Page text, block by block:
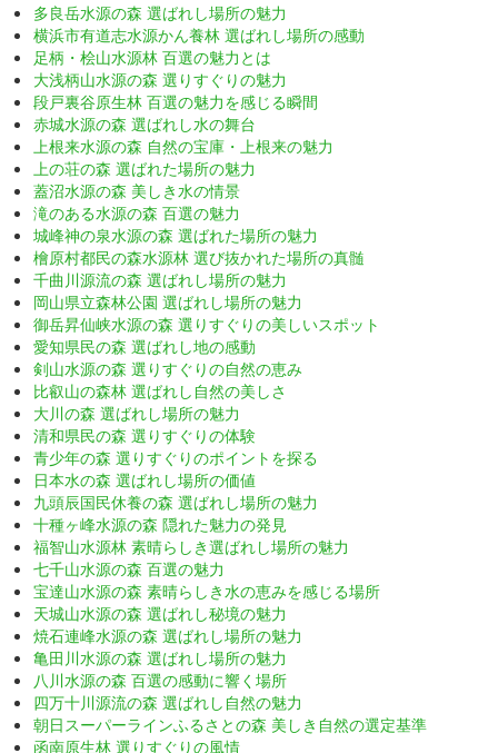
多良岳水源の森 選ばれし場所の魅力
横浜市有道志水源かん養林 選ばれし場所の感動
足柄・桧山水源林 百選の魅力とは
大浅柄山水源の森 選りすぐりの魅力
段戸裏谷原生林 百選の魅力を感じる瞬間
赤城水源の森 選ばれし水の舞台
上根来水源の森 自然の宝庫・上根来の魅力
上の荘の森 選ばれた場所の魅力
蓋沼水源の森 美しき水の情景
滝のある水源の森 百選の魅力
城峰神の泉水源の森 選ばれた場所の魅力
檜原村都民の森水源林 選び抜かれた場所の真髄
千曲川源流の森 選ばれし場所の魅力
岡山県立森林公園 選ばれし場所の魅力
御岳昇仙峡水源の森 選りすぐりの美しいスポット
愛知県民の森 選ばれし地の感動
剣山水源の森 選りすぐりの自然の恵み
比叡山の森林 選ばれし自然の美しさ
大川の森 選ばれし場所の魅力
清和県民の森 選りすぐりの体験
青少年の森 選りすぐりのポイントを探る
日本水の森 選ばれし場所の価値
九頭辰国民休養の森 選ばれし場所の魅力
十種ヶ峰水源の森 隠れた魅力の発見
福智山水源林 素晴らしき選ばれし場所の魅力
七千山水源の森 百選の魅力
宝達山水源の森 素晴らしき水の恵みを感じる場所
天城山水源の森 選ばれし秘境の魅力
焼石連峰水源の森 選ばれし場所の魅力
亀田川水源の森 選ばれし場所の魅力
八川水源の森 百選の感動に響く場所
四万十川源流の森 選ばれし自然の魅力
朝日スーパーラインふるさとの森 美しき自然の選定基準
函南原生林 選りすぐりの風情